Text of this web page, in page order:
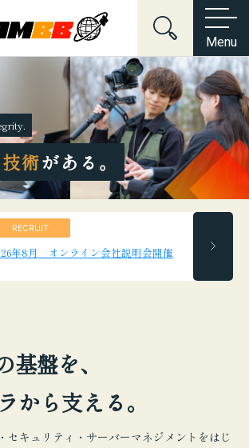
情報
公告
針関連
針
ィ基本方針
ビス紹介
築
キュリティ
メント
合わせ
Menu
ト内を検索
いませんか？
ネットワーク
インフラ
技術がある。
RECRUIT
年8月 オンライン会社説明会開催
基盤を、
から支える。
セキュリティ・サーバーマネジメントをはじ